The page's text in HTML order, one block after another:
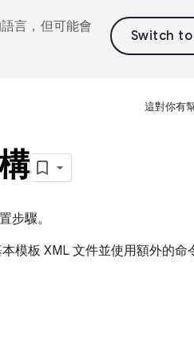
言，但可能會
這對你有
步驟。
模板 XML 文件並使用額外的命